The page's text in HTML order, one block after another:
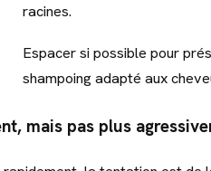
racines.
Espacer si possible pour
shampoing adapté aux
mais pas plus